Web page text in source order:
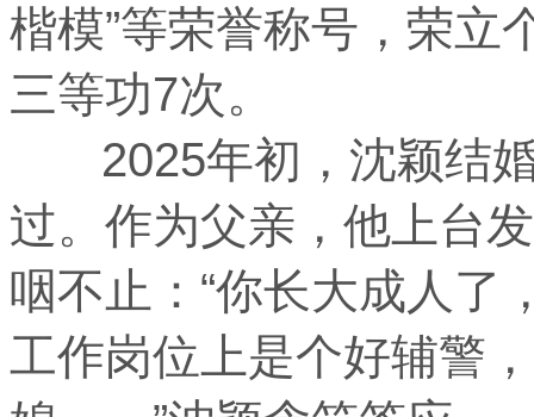
楷模”等荣誉称号，荣立
三等功7次。
2025年初，沈颖结婚
过。作为父亲，他上台
咽不止：“你长大成人了
工作岗位上是个好辅警